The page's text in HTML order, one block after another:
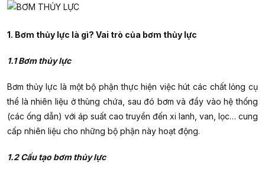
1. Bơm thủy lực là gì? Vai trò của bơm thủy lực
1.1 Bơm thủy lực
Bơm thủy lực là một bộ phận thực hiện việc hút các chất lỏng cụ
thể là nhiên liệu ở thùng chứa, sau đó bơm và đẩy vào hệ thống
(các ống dẫn) với áp suất cao truyền đến xi lanh, van, lọc… cung
cấp nhiên liệu cho những bộ phận này hoạt động.
1.2 Cấu tạo bơm thủy lực